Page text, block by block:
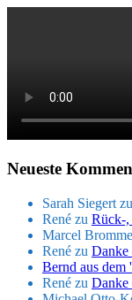
Neueste
Sarah Siegert zu
René zu Rück-
Marcel
René zu Danke
Bernd aus dem
René zu Danke